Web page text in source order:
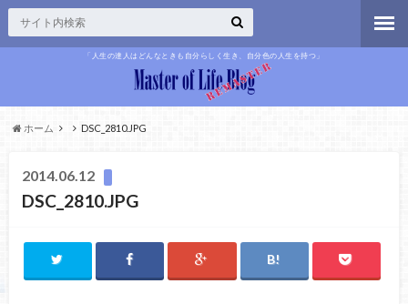
「人生の達人はどんなときも自分らしく生き、自分色の人生を持つ」
ホーム DSC_2810.JPG
2014.06.12
DSC_2810.JPG